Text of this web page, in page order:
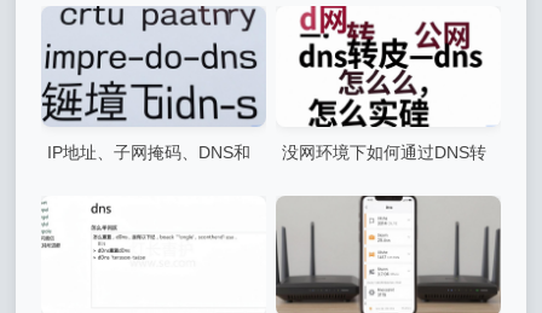
IP地址、子网掩码、DNS和
没网环境下如何通过DNS转